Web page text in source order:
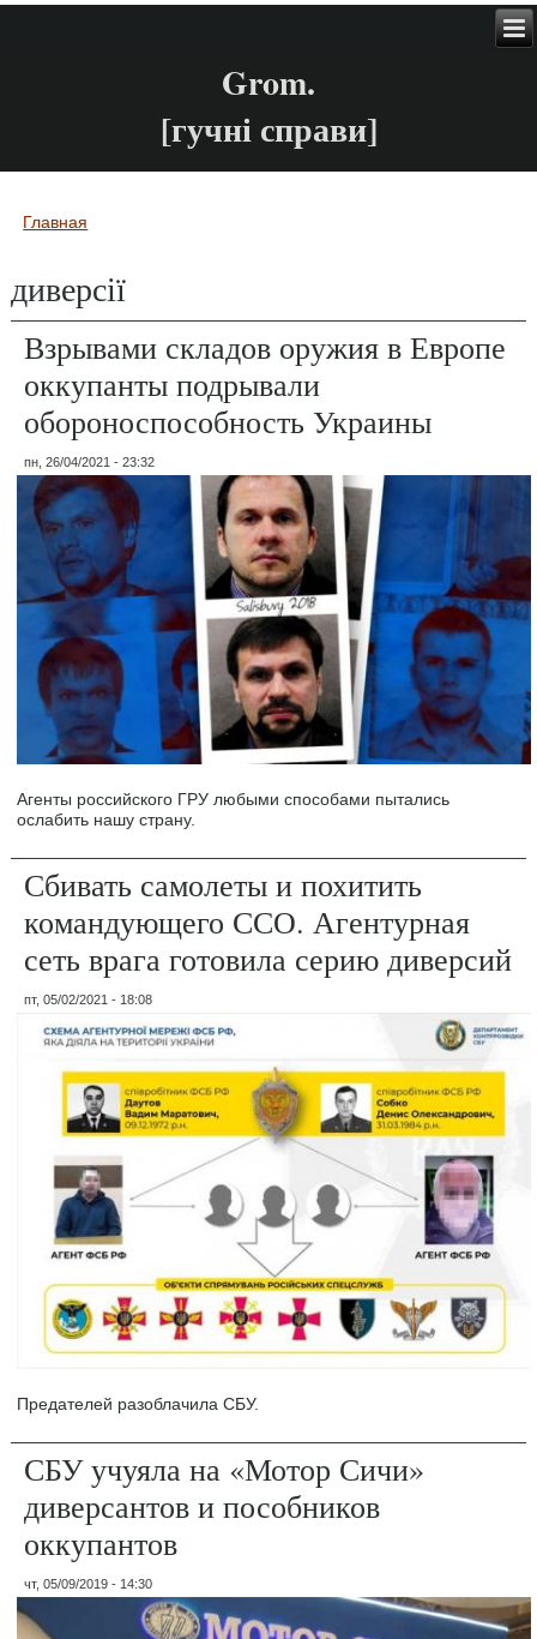
Grom.
[гучні справи]
Вы здесь
Главная
диверсії
Взрывами складов оружия в Европе
оккупанты подрывали
обороноспособность Украины
пн, 26/04/2021 - 23:32
Агенты российского ГРУ любыми способами пытались
ослабить нашу страну.
Сбивать самолеты и похитить
командующего ССО. Агентурная
сеть врага готовила серию диверсий
пт, 05/02/2021 - 18:08
Предателей разоблачила СБУ.
СБУ учуяла на «Мотор Сичи»
диверсантов и пособников
оккупантов
чт, 05/09/2019 - 14:30